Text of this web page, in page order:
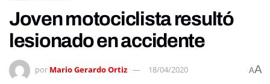
Joven motociclista resultó
lesionado en accidente
por Mario Gerardo Ortiz 18/04/2020 AA